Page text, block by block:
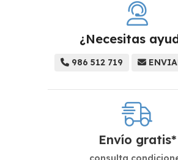
¿Necesitas
986 512 719
Envío gratis*